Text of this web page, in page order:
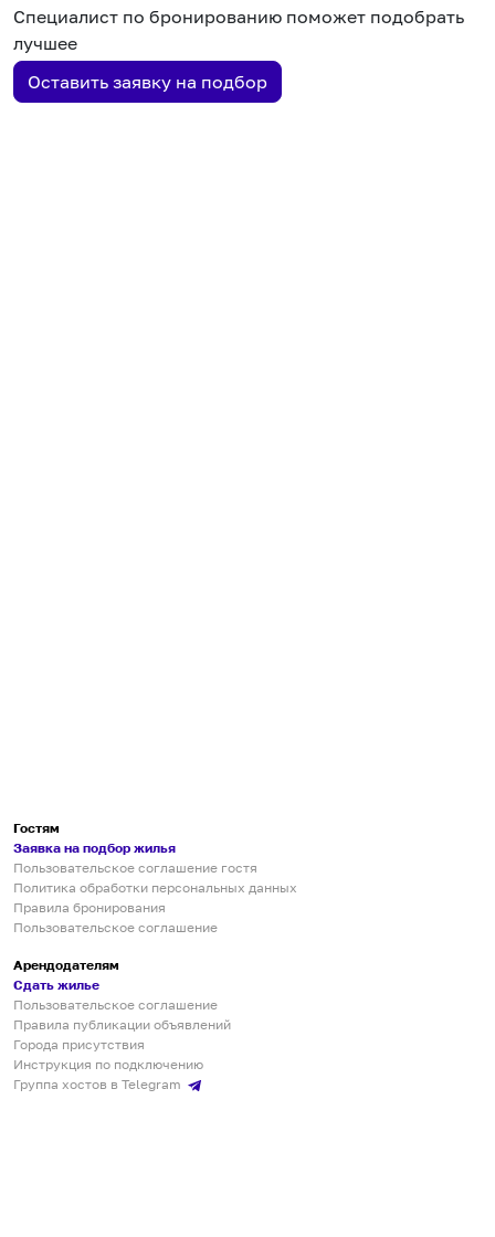
Специалист по бронированию поможет подобрать
лучшее
Оставить заявку на подбор
Гостям
Заявка на подбор жилья
Пользовательское соглашение гостя
Политика обработки персональных данных
Правила бронирования
Пользовательское соглашение
Арендодателям
Сдать жилье
Пользовательское соглашение
Правила публикации объявлений
Города присутствия
Инструкция по подключению
Группа хостов в Telegram